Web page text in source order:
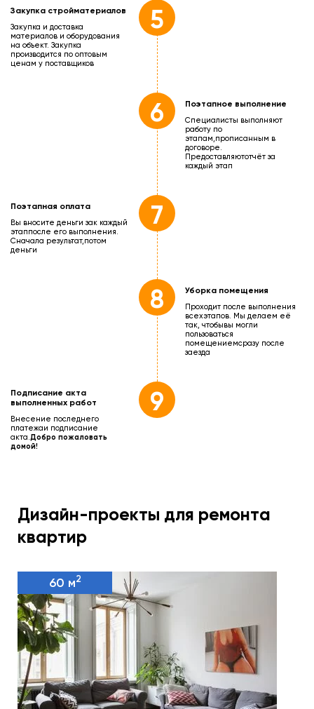
Закупка стройматериалов
Закупка и доставка
материалов и оборудования
на объект. Закупка
производится по оптовым
ценам у поставщиков
5
Поэтапное выполнение
Специалисты выполняют
работу по
этапам,прописанным в
договоре.
Предоставляютотчёт за
каждый этап
6
Поэтапная оплата
Вы вносите деньги зак каждый
этаппосле его выполнения.
Сначала результат,потом
деньги
7
Уборка помещения
Проходит после выполнения
всехэтапов. Мы делаем её
так, чтобывы могли
пользоваться
помещениемсразу после
заезда
8
Подписание акта
выполненных работ
Внесение последнего
платежаи подписание
акта.Добро пожаловать
домой!
9
Дизайн-проекты для ремонта
квартир
60 м2